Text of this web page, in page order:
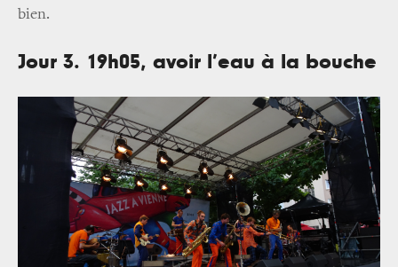
bien.
Jour 3. 19h05, avoir l’eau à la bouche